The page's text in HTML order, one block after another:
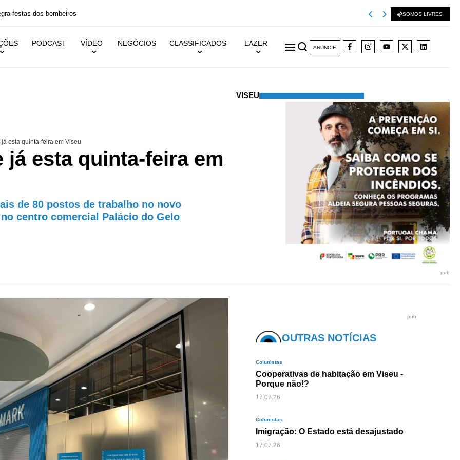
dos bombeiros Viseu 2001
SOMOS LIVRES
PODCAST VÍDEO NEGÓCIOS CLASSIFICADOS LAZER
ANUNCIE
já esta quinta-feira em Viseu
já esta quinta-feira em
de 80 postos de trabalho no novo
centro comercial Palácio do Gelo
VISEU
pub
pub
OUTRAS NOTÍCIAS
Colunistas
Cooperativas de habitação em Viseu -
Porque não!?
17.07.26
Colunistas
Imigração: O Estado está desajustado
17.07.26